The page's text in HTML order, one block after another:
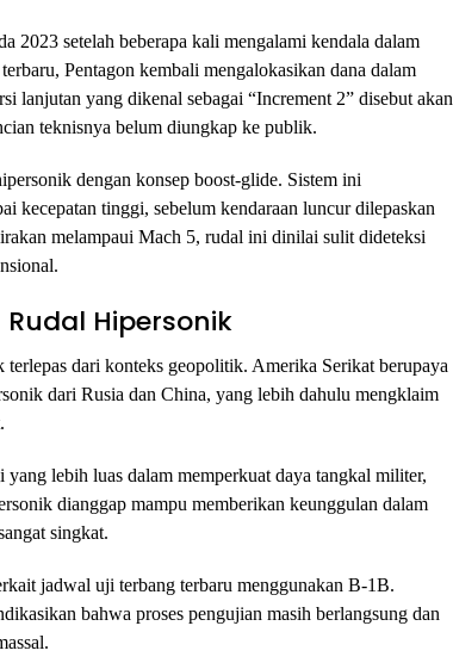
2023 setelah beberapa kali mengalami kendala dalam
Pentagon kembali mengalokasikan dana dalam
lanjutan yang dikenal sebagai “Increment 2” disebut akan
teknisnya belum diungkap ke publik.
dengan konsep boost-glide. Sistem ini
kecepatan tinggi, sebelum kendaraan luncur dilepaskan
melampaui Mach 5, rudal ini dinilai sulit dideteksi
Hipersonik
dari konteks geopolitik. Amerika Serikat berupaya
dari Rusia dan China, yang lebih dahulu mengklaim
lebih luas dalam memperkuat daya tangkal militer,
dianggap mampu memberikan keunggulan dalam
singkat.
jadwal uji terbang terbaru menggunakan B-1B.
bahwa proses pengujian masih berlangsung dan